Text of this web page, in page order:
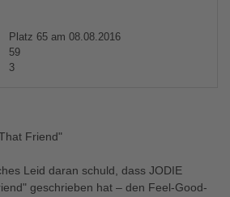
Platz 65 am 08.08.2016
59
3
Friend"
Leid daran schuld, dass JODIE
geschrieben hat – den Feel-Good-